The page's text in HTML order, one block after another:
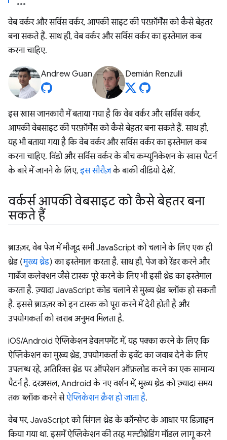
वेब वर्कर और सर्विस वर्कर, आपकी साइट की परफ़ॉर्मेंस को कैसे बेहतर
बना सकते हैं. साथ ही, वेब वर्कर और सर्विस वर्कर का इस्तेमाल कब
करना चाहिए.
Andrew Guan Demián Renzulli
इस खास जानकारी में बताया गया है कि वेब वर्कर और सर्विस वर्कर,
आपकी वेबसाइट की परफ़ॉर्मेंस को कैसे बेहतर बना सकते हैं. साथ ही,
यह भी बताया गया है कि वेब वर्कर और सर्विस वर्कर का इस्तेमाल कब
करना चाहिए. विंडो और सर्विस वर्कर के बीच कम्यूनिकेशन के खास पैटर्न
के बारे में जानने के लिए,इस सीरीज़के बाकी वीडियो देखें.
वर्कर्स आपकी वेबसाइट को कैसे बेहतर बना
सकते हैं
ब्राउज़र, वेब पेज में मौजूद सभी JavaScript को चलाने के लिए एक ही
थ्रेड (मुख्य थ्रेड) का इस्तेमाल करता है. साथ ही, पेज को रेंडर करने और
गार्बेज कलेक्शन जैसे टास्क पूरे करने के लिए भी इसी थ्रेड का इस्तेमाल
करता है. ज़्यादा JavaScript कोड चलाने से मुख्य थ्रेड ब्लॉक हो सकती
है. इससे ब्राउज़र को इन टास्क को पूरा करने में देरी होती है और
उपयोगकर्ता को खराब अनुभव मिलता है.
iOS/Android ऐप्लिकेशन डेवलपमेंट में, यह पक्का करने के लिए कि
ऐप्लिकेशन का मुख्य थ्रेड, उपयोगकर्ता के इवेंट का जवाब देने के लिए
उपलब्ध रहे, अतिरिक्त थ्रेड पर ऑपरेशन ऑफ़लोड करने का एक सामान्य
पैटर्न है. दरअसल, Android के नए वर्शन में, मुख्य थ्रेड को ज़्यादा समय
तक ब्लॉक करने सेऐप्लिकेशन क्रैश हो जाता है.
वेब पर, JavaScript को सिंगल थ्रेड के कॉन्सेप्ट के आधार पर डिज़ाइन
किया गया था. इसमें ऐप्लिकेशन की तरह मल्टीथ्रेडिंग मॉडल लागू करने